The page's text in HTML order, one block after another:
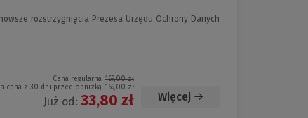
rozstrzygnięcia Prezesa Urzędu Ochrony Danych
Cena regularna: 169,00 zł
cena z 30 dni przed obniżką: 169,00 zł
Już od: 33,80 zł Więcej